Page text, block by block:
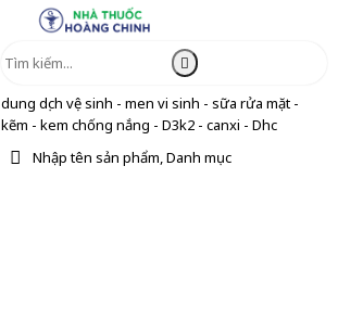
dung dịch vệ sinh - men vi sinh - sữa rửa mặt -
kẽm - kem chống nắng - D3k2 - canxi - Dhc
Nhập tên sản phẩm, Danh mục